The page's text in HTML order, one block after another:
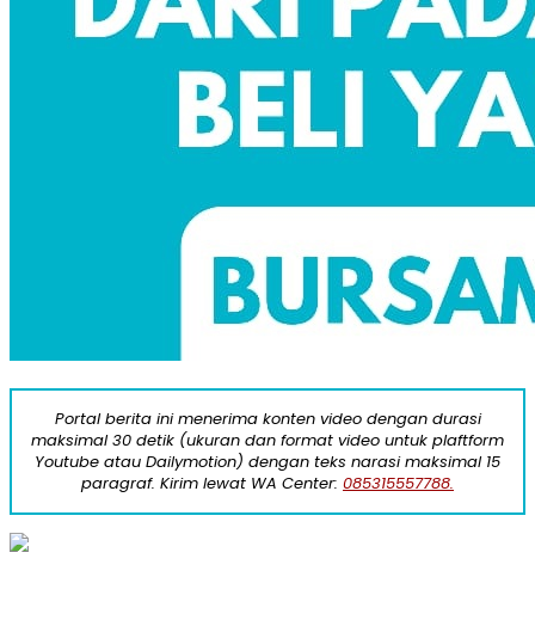
Portal berita ini menerima konten video dengan durasi
maksimal 30 detik (ukuran dan format video untuk plaftform
Youtube atau Dailymotion) dengan teks narasi maksimal 15
paragraf. Kirim lewat WA Center: 085315557788.